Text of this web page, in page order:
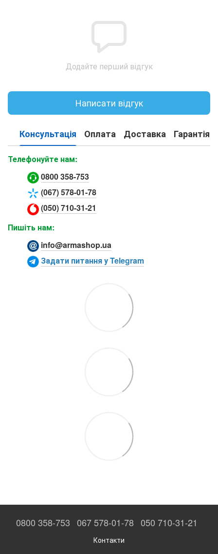
Додайте перший відгук
Написати відгук
Консультація Оплата Доставка Гарантія
Телефонуйте нам:
0800 358-753
(067) 578-01-78
(050) 710-31-21
Пишіть нам:
info@armashop.ua
Задати питання у Telegram
0800 358-753 067 578-01-78 050 710-31-21
Контакти